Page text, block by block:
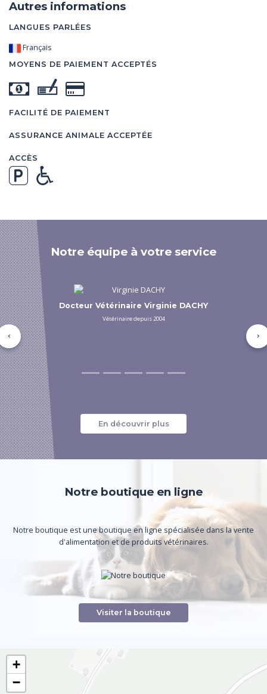
Autres informations
LANGUES PARLÉES
Français
MOYENS DE PAIEMENT ACCEPTÉS
FACILITÉ DE PAIEMENT
ASSURANCE ANIMALE ACCEPTÉE
ACCÈS
Notre équipe à votre service
Asv Pauline HOLLERTT
Auxiliaire vétérinaire depuis 2021
Précédent
En découvrir plus
Notre boutique en ligne
Notre boutique est une boutique en ligne spécialisée dans la vente
d'alimentation et de produits vétérinaires.
Visiter la boutique
+
−